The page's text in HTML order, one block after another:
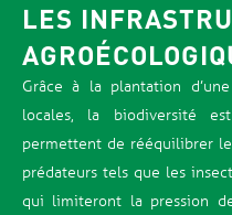
LES
Grâce à la plantation
locales, la biodiversité
permettent de rééquilibrer
prédateurs tels que les
qui limiteront la pression